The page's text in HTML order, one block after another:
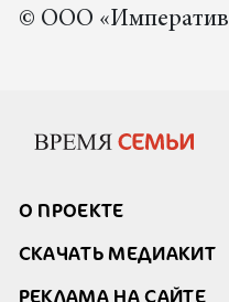
© ООО «Императив
О ПРОЕКТЕ
СКАЧАТЬ МЕДИАКИТ
РЕКЛАМА НА САЙТЕ